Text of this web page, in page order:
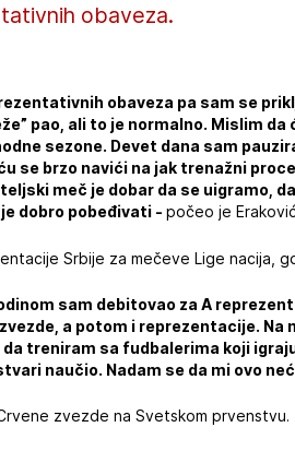
obaveza.
obaveza pa sam se
pao, ali to je normalno. Mislim
sezone. Devet dana sam
se brzo navići na jak trenažni
meč je dobar da se uigramo,
dobro pobeđivati -počeo je
Srbije za mečeve Lige nacija,
sam debitovao za A
a potom i reprezentacije. Na
treniram sa fudbalerima koji
naučio. Nadam se da mi ovo
zvezde na Svetskom prvenstvu.